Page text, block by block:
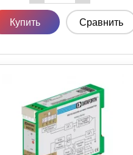
Купить Сравнить